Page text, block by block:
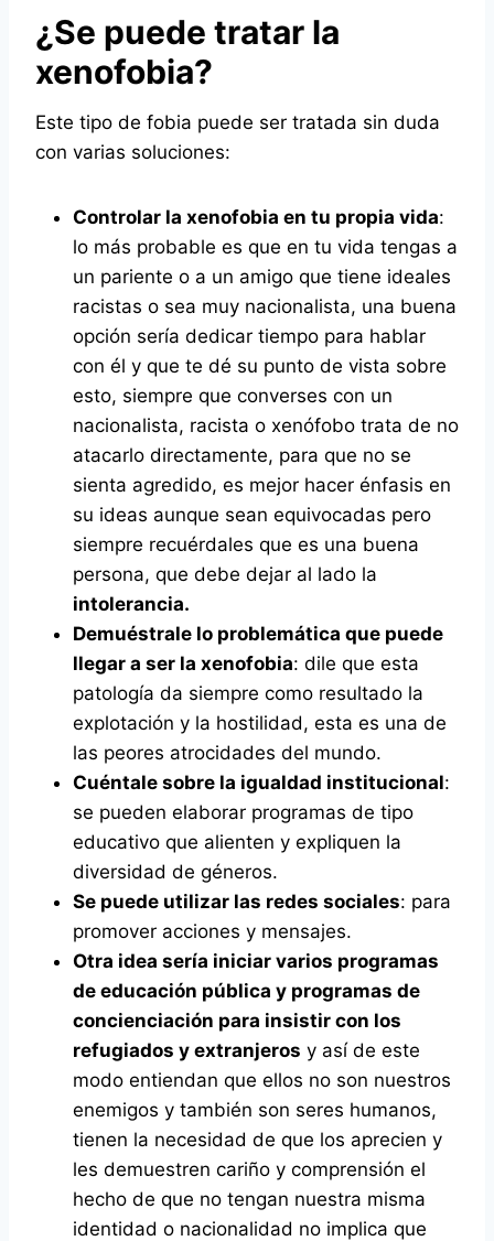
¿Se puede tratar la
xenofobia?
Este tipo de fobia puede ser tratada sin duda
con varias soluciones:
Controlar la xenofobia en tu propia vida:
lo más probable es que en tu vida tengas a
un pariente o a un amigo que tiene ideales
racistas o sea muy nacionalista, una buena
opción sería dedicar tiempo para hablar
con él y que te dé su punto de vista sobre
esto, siempre que converses con un
nacionalista, racista o xenófobo trata de no
atacarlo directamente, para que no se
sienta agredido, es mejor hacer énfasis en
su ideas aunque sean equivocadas pero
siempre recuérdales que es una buena
persona, que debe dejar al lado la
intolerancia.
Demuéstrale lo problemática que puede
llegar a ser la xenofobia: dile que esta
patología da siempre como resultado la
explotación y la hostilidad, esta es una de
las peores atrocidades del mundo.
Cuéntale sobre la igualdad institucional:
se pueden elaborar programas de tipo
educativo que alienten y expliquen la
diversidad de géneros.
Se puede utilizar las redes sociales: para
promover acciones y mensajes.
Otra idea sería iniciar varios programas
de educación pública y programas de
concienciación para insistir con los
refugiados y extranjeros y así de este
modo entiendan que ellos no son nuestros
enemigos y también son seres humanos,
tienen la necesidad de que los aprecien y
les demuestren cariño y comprensión el
hecho de que no tengan nuestra misma
identidad o nacionalidad no implica que